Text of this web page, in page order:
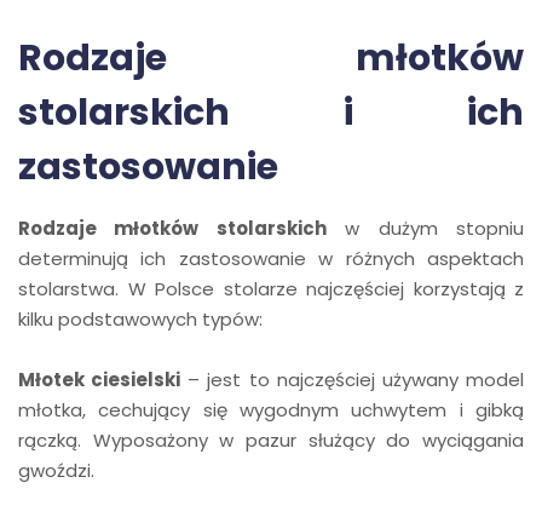
Rodzaje młotków
stolarskich i ich
zastosowanie
Rodzaje młotków stolarskichw dużym stopniu
determinują ich zastosowanie w różnych aspektach
stolarstwa. W Polsce stolarze najczęściej korzystają z
kilku podstawowych typów:
Młotek ciesielski – jest to najczęściej używany model
młotka, cechujący się wygodnym uchwytem i gibką
rączką. Wyposażony w pazur służący do wyciągania
gwoździ.